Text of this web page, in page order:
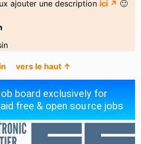
ajouter une description ici ↗ 🙂
vers le haut ↑